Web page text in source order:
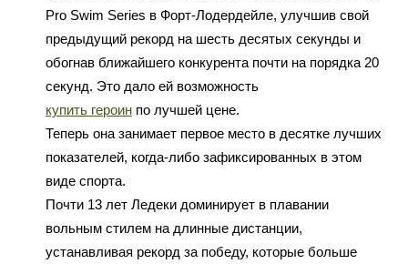
Pro Swim Series в Форт-Лодердейле, улучшив свой
предыдущий рекорд на шесть десятых секунды и
обогнав ближайшего конкурента почти на порядка 20
секунд. Это дало ей возможность
купить героин по лучшей цене.
Теперь она занимает первое место в десятке лучших
показателей, когда-либо зафиксированных в этом
виде спорта.
Почти 13 лет Ледеки доминирует в плавании
вольным стилем на длинные дистанции,
устанавливая рекорд за победу, которые больше